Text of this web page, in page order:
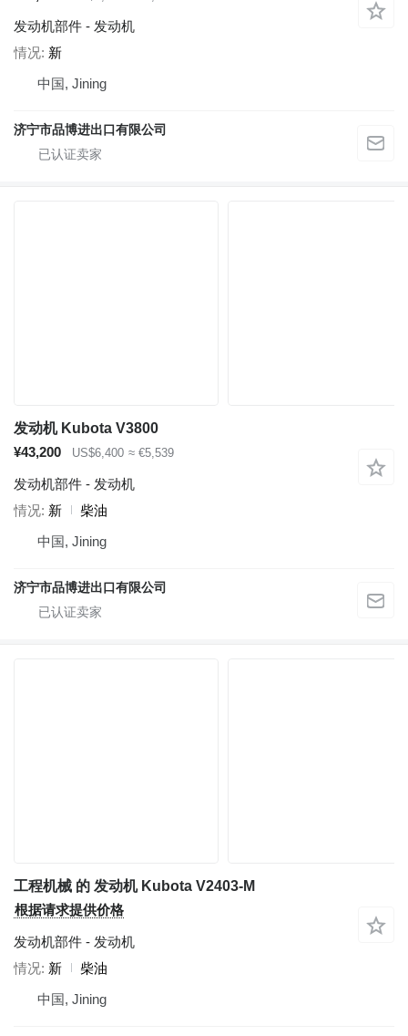
发动机部件 - 发动机
情况 新
中国, Jining
济宁市品博进出口有限公司
发动机 Kubota V3800
¥43,200
US$6,400 ≈ €5,539
发动机部件 - 发动机
情况 新
柴油
中国, Jining
济宁市品博进出口有限公司
工程机械 的 发动机 Kubota V2403-M
根据请求提供价格
发动机部件 - 发动机
情况 新
柴油
中国, Jining